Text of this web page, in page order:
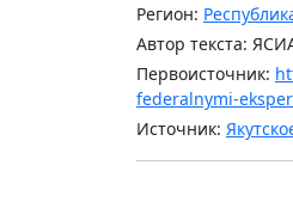
Регион:
Автор текста:
Первоисточник:
federalnymi-
Источник: